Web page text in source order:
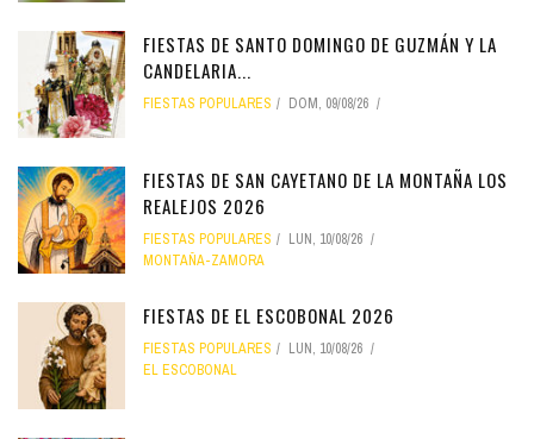
FIESTAS DE SANTO DOMINGO DE GUZMÁN Y LA
CANDELARIA...
FIESTAS POPULARES DOM, 09/08/26
FIESTAS DE SAN CAYETANO DE LA MONTAÑA LOS
REALEJOS 2026
FIESTAS POPULARES
LUN, 10/08/26
MONTAÑA-ZAMORA
FIESTAS DE EL ESCOBONAL 2026
FIESTAS POPULARES
LUN, 10/08/26
EL ESCOBONAL